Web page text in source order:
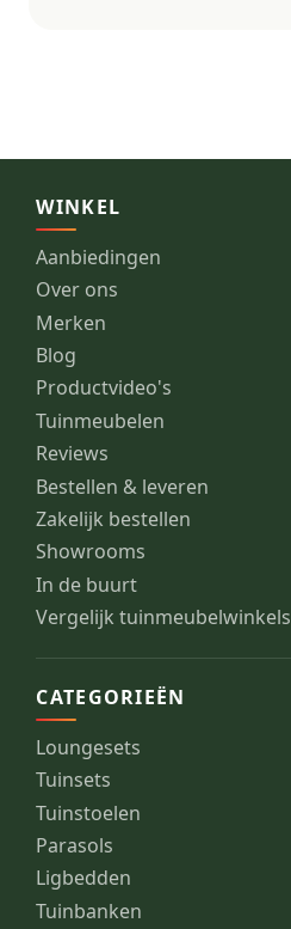
WINKEL
Aanbiedingen
Over ons
Merken
Blog
Productvideo's
Tuinmeubelen
Reviews
Bestellen & leveren
Zakelijk bestellen
Showrooms
In de buurt
Vergelijk tuinmeubelwinkels
CATEGORIEËN
Loungesets
Tuinsets
Tuinstoelen
Parasols
Ligbedden
Tuinbanken